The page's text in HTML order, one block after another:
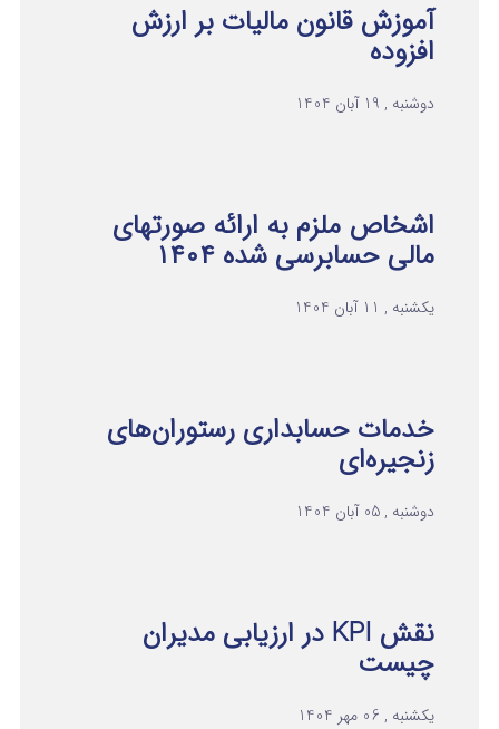
آموزش قانون مالیات بر ارزش
افزوده
دوشنبه , 19 آبان 1404
اشخاص ملزم به ارائه صورتهای
مالی حسابرسی شده ۱۴۰۴
یکشنبه , 11 آبان 1404
خدمات حسابداری رستوران‌های
زنجیره‌ای
دوشنبه , 05 آبان 1404
نقش KPI در ارزیابی مدیران
چیست
یکشنبه , 06 مهر 1404